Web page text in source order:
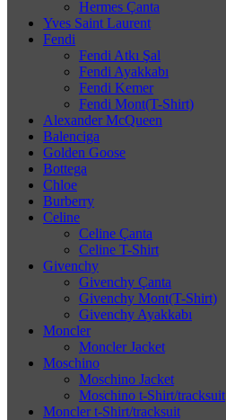
Hermes Çanta
Yves Saint Laurent
Fendi
Fendi Atkı Şal
Fendi Ayakkabı
Fendi Kemer
Fendi Mont(T-Shirt)
Alexander McQueen
Balenciga
Golden Goose
Bottega
Chloe
Burberry
Celine
Celine Çanta
Celine T-Shirt
Givenchy
Givenchy Çanta
Givenchy Mont(T-Shirt)
Givenchy Ayakkabı
Moncler
Moncler Jacket
Moschino
Moschino Jacket
Moschino t-Shirt/tracksuit
Moncler t-Shirt/tracksuit